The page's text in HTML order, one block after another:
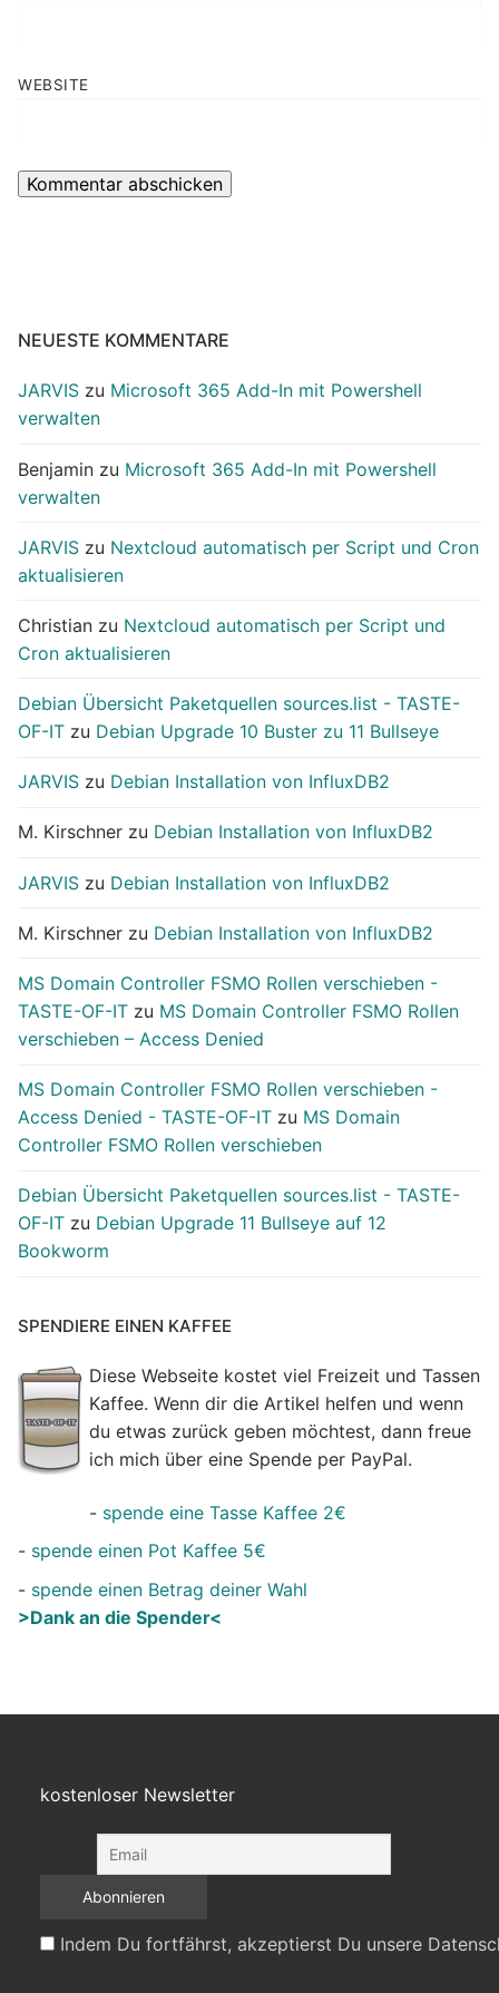
WEBSITE
NEUESTE KOMMENTARE
JARVIS zu Microsoft 365 Add-In mit Powershell
verwalten
Benjamin zu Microsoft 365 Add-In mit Powershell
verwalten
JARVIS zu Nextcloud automatisch per Script und Cron
aktualisieren
Christian zu Nextcloud automatisch per Script und
Cron aktualisieren
Debian Übersicht Paketquellen sources.list - TASTE-
OF-IT zu Debian Upgrade 10 Buster zu 11 Bullseye
JARVIS zu Debian Installation von InfluxDB2
M. Kirschner zu Debian Installation von InfluxDB2
JARVIS zu Debian Installation von InfluxDB2
M. Kirschner zu Debian Installation von InfluxDB2
MS Domain Controller FSMO Rollen verschieben -
TASTE-OF-IT zu MS Domain Controller FSMO Rollen
verschieben – Access Denied
MS Domain Controller FSMO Rollen verschieben -
Access Denied - TASTE-OF-IT zu MS Domain
Controller FSMO Rollen verschieben
Debian Übersicht Paketquellen sources.list - TASTE-
OF-IT zu Debian Upgrade 11 Bullseye auf 12
Bookworm
SPENDIERE EINEN KAFFEE
Diese Webseite kostet viel Freizeit und Tassen
Kaffee. Wenn dir die Artikel helfen und wenn
du etwas zurück geben möchtest, dann freue
ich mich über eine Spende per PayPal.
- spende eine Tasse Kaffee 2€
- spende einen Pot Kaffee 5€
- spende einen Betrag deiner Wahl
>Dank an die Spender<
kostenloser Newsletter
Indem Du fortfährst, akzeptierst Du unsere